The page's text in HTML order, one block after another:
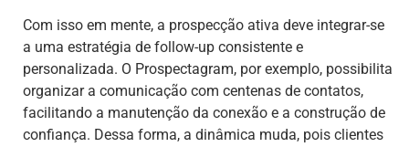
Com isso em mente, a prospecção ativa deve integrar-se
a uma estratégia de follow-up consistente e
personalizada. O Prospectagram, por exemplo, possibilita
organizar a comunicação com centenas de contatos,
facilitando a manutenção da conexão e a construção de
confiança. Dessa forma, a dinâmica muda, pois clientes